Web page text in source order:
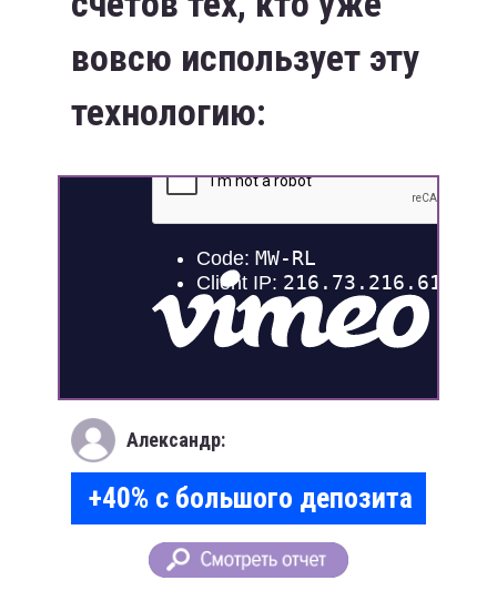
вовсю использует эту
технологию:
Александр:
+40% с большого депозита